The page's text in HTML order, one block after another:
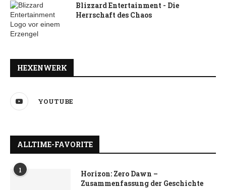
Blizzard Entertainment - Die
Herrschaft des Chaos
HEXENWERK
YOUTUBE
ALLTIME-FAVORITE
1
Horizon: Zero Dawn –
Zusammenfassung der Geschichte